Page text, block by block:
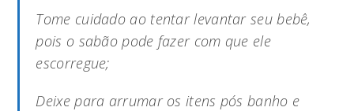
Tome cuidado ao tentar levantar seu bebê,
pois o sabão pode fazer com que ele
escorregue;
Deixe para arrumar os itens pós banho e